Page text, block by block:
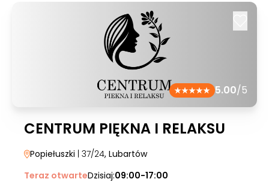
5.00/5
CENTRUM PIĘKNA I RELAKSU
Popiełuszki | 37/24, Lubartów
Teraz otwarteDzisiaj:09:00-17:00